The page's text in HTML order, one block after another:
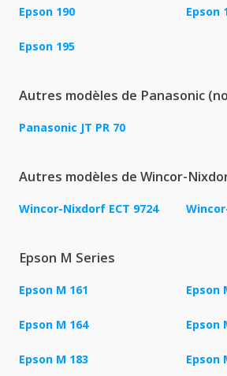
Epson 190 Epson
Epson 195
Autres modèles de Panasonic
Panasonic JT PR 70
Autres modèles de Wincor-
Wincor-Nixdorf ECT 9724
Epson M Series
Epson M 161 Epson
Epson M 164 Epson
Epson M 183 Epson